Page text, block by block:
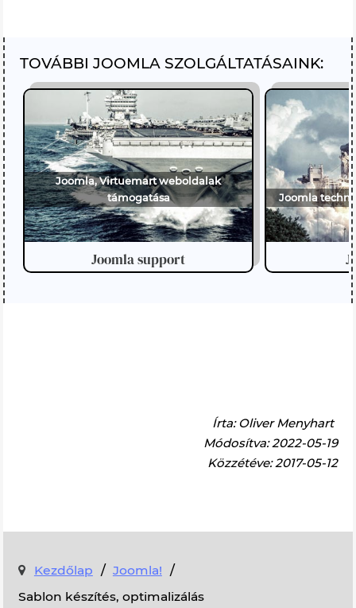
TOVÁBBI JOOMLA SZOLGÁLTATÁSAINK:
Joomla, Virtuemart weboldalak
támogatása
Joomla support
Joomla
Írta: Oliver Menyhart
Módosítva: 2022-05-19
Közzétéve: 2017-05-12
Kezdőlap / Joomla! /
Sablon készítés, optimalizálás